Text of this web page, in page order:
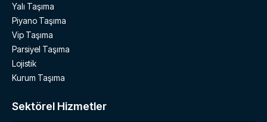
Yalı Taşıma
Piyano Taşıma
Vip Taşıma
Parsiyel Taşıma
Lojistik
Kurum Taşıma
Sektörel Hizmetler